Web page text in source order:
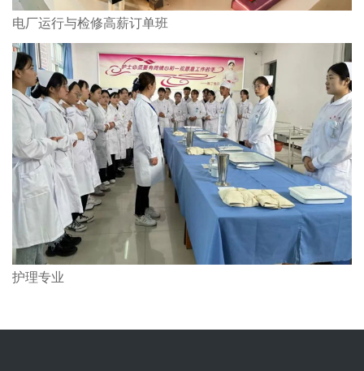
电厂运行与检修高薪订单班
护理专业